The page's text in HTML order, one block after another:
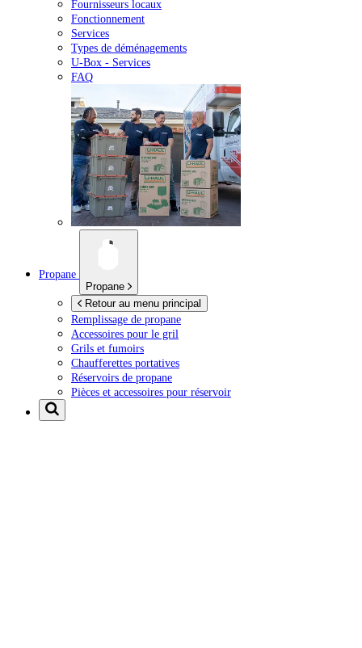
Fournisseurs locaux
Fonctionnement
Services
Types de déménagements
U-Box - Services
FAQ
Propane
Propane
Retour au menu principal
Remplissage de propane
Accessoires pour le gril
Grils et fumoirs
Chaufferettes portatives
Réservoirs de propane
Pièces et accessoires pour réservoir